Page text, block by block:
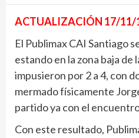
ACTUALIZACIÓN 17/11/
El Publimax CAI Santiago
estando en la zona baja
impusieron por 2 a 4, con
mermado físicamente
partido ya con el
Con este resultado,